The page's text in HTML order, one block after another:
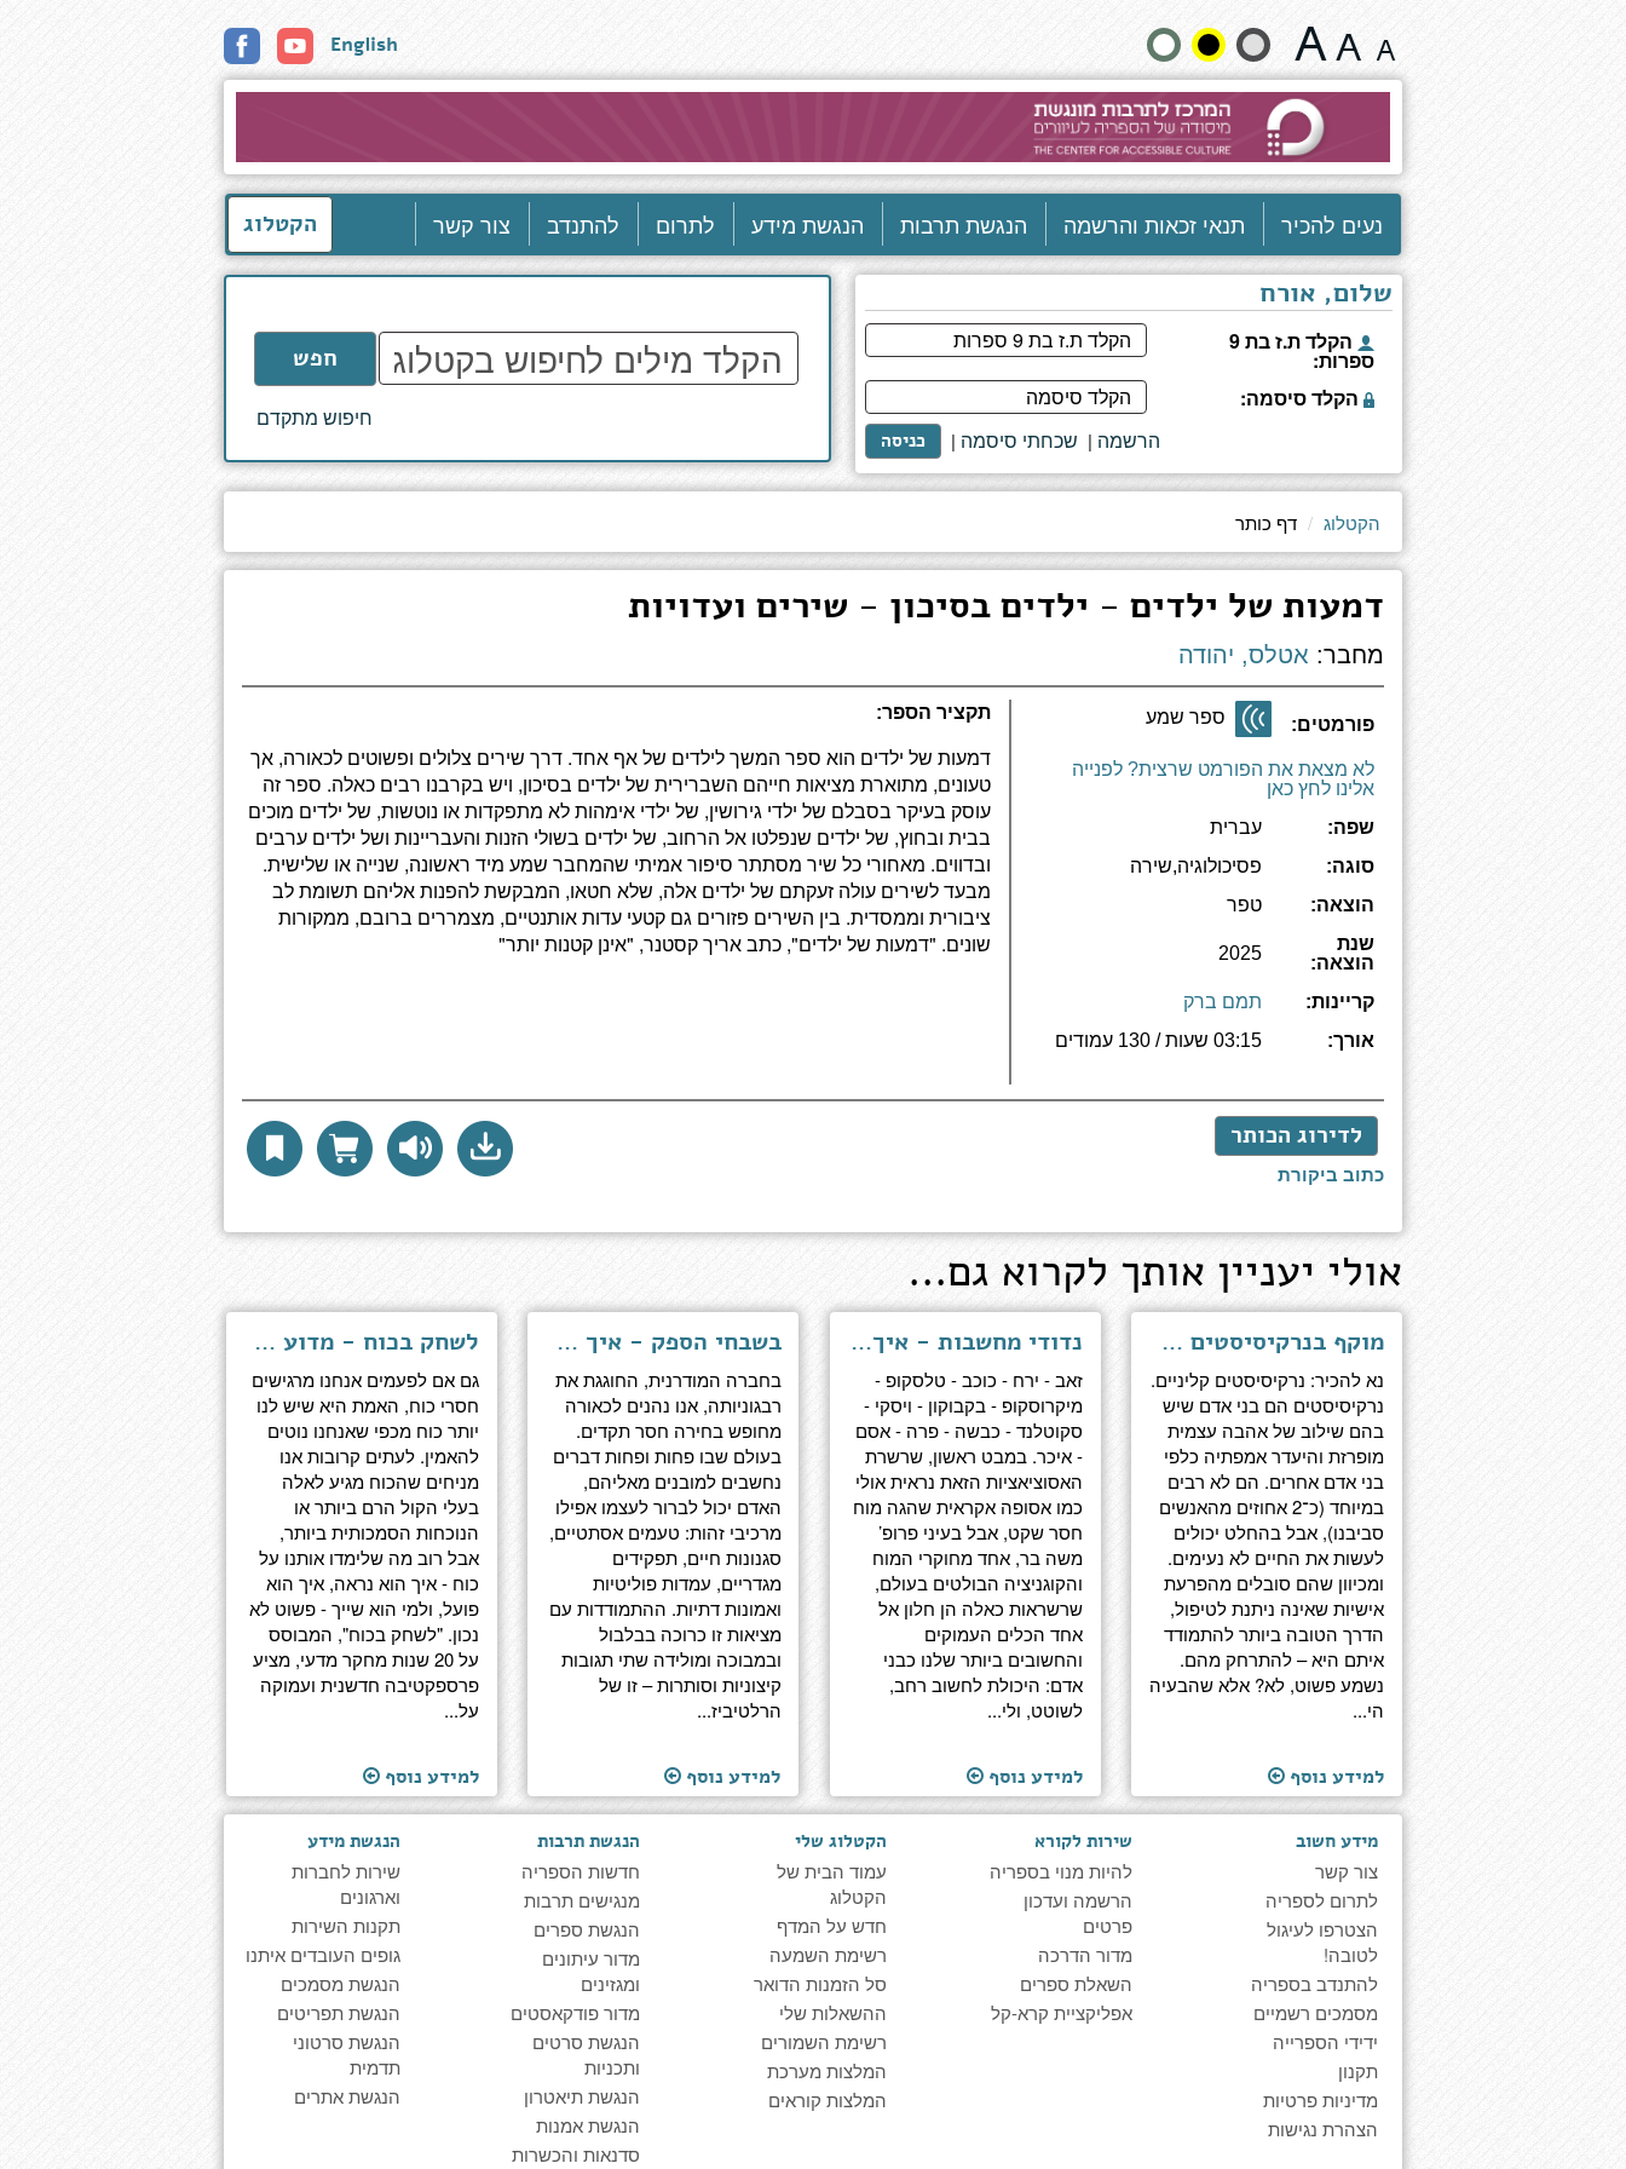
של
ילדים
-
שירים
ועדויות
שנה
גודל
וצבעים:
English
נעים להכיר תנאי זכאות והרשמה הנגשת תרבות הנגשת מידע לתרום להתנדב צור קשר הקטלוג
שלום, אורח
הקלד ת.ז בת 9
ספרות:
הקלד סיסמה:
כניסה | שכחתי סיסמה | הרשמה
הקלד
מילים
לחיפוש
חפש
חיפוש מתקדם
הקטלוג דף כותר
דמעות של ילדים - ילדים בסיכון - שירים ועדויות
מחבר: אטלס, יהודה
פורמטים: ספר שמע
לא מצאת את הפורמט שרצית? לפנייה
אלינו לחץ כאן
שפה:
עברית
סוגה:
פסיכולוגיה,שירה
הוצאה:
טפר
שנת
הוצאה:
2025
קריינות:
תמם ברק
אורך:
03:15 שעות / 130 עמודים
תקציר הספר:
דמעות של ילדים הוא ספר המשך לילדים של אף אחד. דרך שירים צלולים ופשוטים לכאורה, אך
טעונים, מתוארת מציאות חייהם השברירית של ילדים בסיכון, ויש בקרבנו רבים כאלה. ספר זה
עוסק בעיקר בסבלם של ילדי גירושין, של ילדי אימהות לא מתפקדות או נוטשות, של ילדים מוכים
בבית ובחוץ, של ילדים שנפלטו אל הרחוב, של ילדים בשולי הזנות והעבריינות ושל ילדים ערבים
ובדווים. מאחורי כל שיר מסתתר סיפור אמיתי שהמחבר שמע מיד ראשונה, שנייה או שלישית.
מבעד לשירים עולה זעקתם של ילדים אלה, שלא חטאו, המבקשת להפנות אליהם תשומת לב
ציבורית וממסדית. בין השירים פזורים גם קטעי עדות אותנטיים, מצמררים ברובם, ממקורות
שונים. "דמעות של ילדים", כתב אריך קסטנר, "אינן קטנות יותר"
לדירוג הכותר
כתוב ביקורת
אולי יעניין אותך לקרוא גם...
מוקף בנרקיסיסטים - איך לא תיתנו לאגו של אנשים אחרים להרוס את חייכם
נא להכיר: נרקיסיסטים קליניים.
נרקיסיסטים הם בני אדם שיש
בהם שילוב של אהבה עצמית
מופרזת והיעדר אמפתיה כלפי
בני אדם אחרים. הם לא רבים
במיוחד (כ־2 אחוזים מהאנשים
סביבנו), אבל בהחלט יכולים
לעשות את החיים לא נעימים.
ומכיוון שהם סובלים מהפרעת
אישיות שאינה ניתנת לטיפול,
הדרך הטובה ביותר להתמודד
איתם היא – להתרחק מהם.
נשמע פשוט, לא? אלא שהבעיה
הי...
למידע נוסף
נדודי מחשבות - איך הסחף המנטלי משפר את מצב הרוח ומגביר את היצירתיות
זאב - ירח - כוכב - טלסקופ -
מיקרוסקופ - בקבוקון - ויסקי -
סקוטלנד - כבשה - פרה - אסם
- איכר. במבט ראשון, שרשרת
האסוציאציות הזאת נראית אולי
כמו אסופה אקראית שהגה מוח
חסר שקט, אבל בעיני פרופ’
משה בר, אחד מחוקרי המוח
והקוגניציה הבולטים בעולם,
שרשראות כאלה הן חלון אל
אחד הכלים העמוקים
והחשובים ביותר שלנו כבני
אדם: היכולת לחשוב רחב,
לשוטט, ולי...
למידע נוסף
בשבחי הספק - איך להחזיק בדעות מוצקות מבלי להפוך לקנאי
בחברה המודרנית, החוגגת את
רבגוניותה, אנו נהנים לכאורה
מחופש בחירה חסר תקדים.
בעולם שבו פחות ופחות דברים
נחשבים למובנים מאליהם,
האדם יכול לברור לעצמו אפילו
מרכיבי זהות: טעמים אסתטיים,
סגנונות חיים, תפקידים
מגדריים, עמדות פוליטיות
ואמונות דתיות. ההתמודדות עם
מציאות זו כרוכה בבלבול
ובמבוכה ומולידה שתי תגובות
קיצוניות וסותרות – זו של
הרלטיביז...
למידע נוסף
לשחק בכוח - מדוע אנו יותר עוצמתיים מכפי שאנחנו מאמינים
גם אם לפעמים אנחנו מרגישים
חסרי כוח, האמת היא שיש לנו
יותר כוח מכפי שאנחנו נוטים
להאמין. לעתים קרובות אנו
מניחים שהכוח מגיע לאלה
בעלי הקול הרם ביותר או
הנוכחות הסמכותית ביותר,
אבל רוב מה שלימדו אותנו על
כוח - איך הוא נראה, איך הוא
פועל, ולמי הוא שייך - פשוט לא
נכון. "לשחק בכוח", המבוסס
על 20 שנות מחקר מדעי, מציע
פרספקטיבה חדשנית ועמוקה
על...
למידע נוסף
מידע חשוב
צור קשר
לתרום לספריה
הצטרפו לעיגול
לטובה!
להתנדב בספריה
מסמכים רשמיים
ידידי הספרייה
תקנון
מדיניות פרטיות
הצהרת נגישות
שירות לקורא
להיות מנוי בספריה
הרשמה ועדכון
פרטים
מדור הדרכה
השאלת ספרים
אפליקציית קרא-קל
הקטלוג שלי
עמוד הבית של
הקטלוג
חדש על המדף
רשימת השמעה
סל הזמנות הדואר
ההשאלות שלי
רשימת השמורים
המלצות מערכת
המלצות קוראים
הנגשת תרבות
חדשות הספריה
מנגישים תרבות
הנגשת ספרים
מדור עיתונים
ומגזינים
מדור פודקאסטים
הנגשת סרטים
ותכניות
הנגשת תיאטרון
הנגשת אמנות
סדנאות והכשרות
הנגשת מידע
שירות לחברות
וארגונים
תקנות השירות
גופים העובדים איתנו
הנגשת מסמכים
הנגשת תפריטים
הנגשת סרטוני
תדמית
הנגשת אתרים